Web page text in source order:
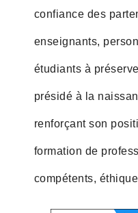
confiance des
enseignants,
étudiants à
présidé à la
renforçant son
formation de
compétents,